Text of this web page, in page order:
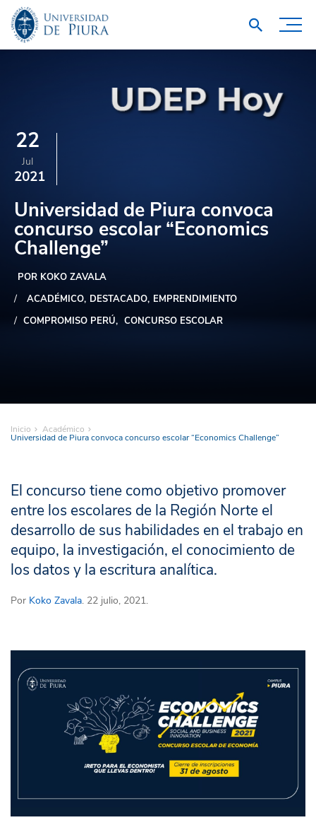
22
Jul
2021
Universidad de Piura convoca
concurso escolar “Economics
Challenge”
POR KOKO ZAVALA
ACADÉMICO DESTACADO EMPRENDIMIENTO
COMPROMISO PERÚ
CONCURSO ESCOLAR
Inicio Académico
Universidad de Piura convoca concurso escolar “Economics Challenge”
El concurso tiene como objetivo promover
entre los escolares de la Región Norte el
desarrollo de sus habilidades en el trabajo en
equipo, la investigación, el conocimiento de
los datos y la escritura analítica.
Por Koko Zavala. 22 julio, 2021.